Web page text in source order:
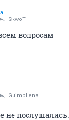
SkwоT
вопросам
GuimpLena
не послушались.